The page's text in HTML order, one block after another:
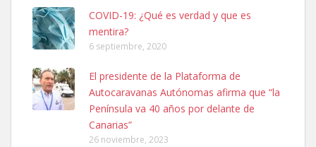
SHIBA PERDIDO AVDA JOSE MESA Y LOPEZ
PERRO MACHO RAZA SHIBA CON MICROCHIP PERDIDO HOY
06/07/2025 ZONA MESA Y LOPEZ. ES MUY ASUSTADIZO
Leales.org » Gran Canaria
6.7.2025
COVID-19: ¿Qué es verdad y que es
mentira?
6 septiembre, 2020
El presidente de la Plataforma de
Autocaravanas Autónomas afirma que “la
Península va 40 años por delante de
Canarias”
26 noviembre, 2023